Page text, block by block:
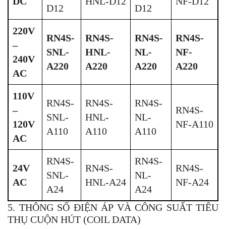
D12
D12
220V
–
240V
AC
RN4S-
SNL-
A220
RN4S-
HNL-
A220
RN4S-
NL-
A220
RN4S-
NF-
A220
110V
–
120V
AC
RN4S-
SNL-
A110
RN4S-
HNL-
A110
RN4S-
NL-
A110
RN4S-
NF-A110
24V
AC
RN4S-
SNL-
A24
RN4S-
HNL-A24
RN4S-
NL-
A24
RN4S-
NF-A24
5. THÔNG SỐ ĐIỆN ÁP VÀ CÔNG SUẤT TIÊU
THỤ CUỘN HÚT (COIL DATA)